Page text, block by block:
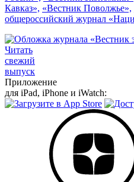
Кавказ», «Вестник Поволжье»,
общероссийский журнал
Читать
свежий
выпуск
Приложение
для iPad, iPhone и iWatch: